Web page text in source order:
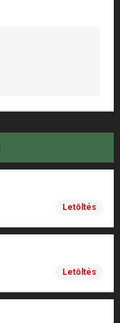
Letöltés
Letöltés